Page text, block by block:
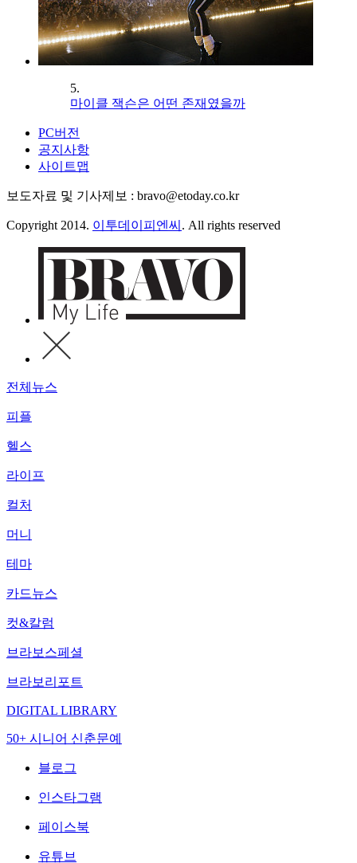
5.
마이클 잭슨은 어떤 존재였을까
PC버전
공지사항
사이트맵
보도자료 및 기사제보 : bravo@etoday.co.kr
Copyright 2014. 이투데이피엔씨 . All rights reserved
전체뉴스
피플
헬스
라이프
컬처
머니
테마
카드뉴스
컷&칼럼
브라보스페셜
브라보리포트
DIGITAL LIBRARY
50+ 시니어 신춘문예
블로그
인스타그램
페이스북
유튜브